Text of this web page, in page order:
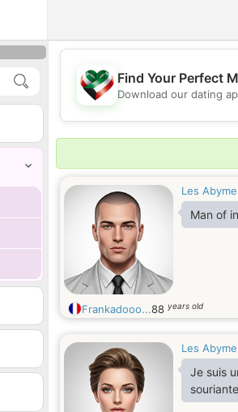
Find Your Perfect
Download our dating
Les
Man of
Frankadooo...88 years old
Les
Je suis